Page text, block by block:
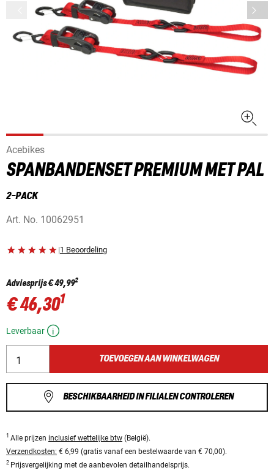
Acebikes
SPANBANDENSET PREMIUM MET PAL
2-PACK
Art. No. 10062951
|1 Beoordeling
Adviesprijs€ 49,992
€ 46,301
Leverbaar
TOEVOEGEN AAN WINKELWAGEN
BESCHIKBAARHEID IN FILIALEN CONTROLEREN
1 Alle prijzen inclusief wettelijke btw (België).
Verzendkosten: € 6,99 (gratis vanaf een bestelwaarde van € 70,00).
2 Prijsvergelijking met de aanbevolen detailhandelsprijs.